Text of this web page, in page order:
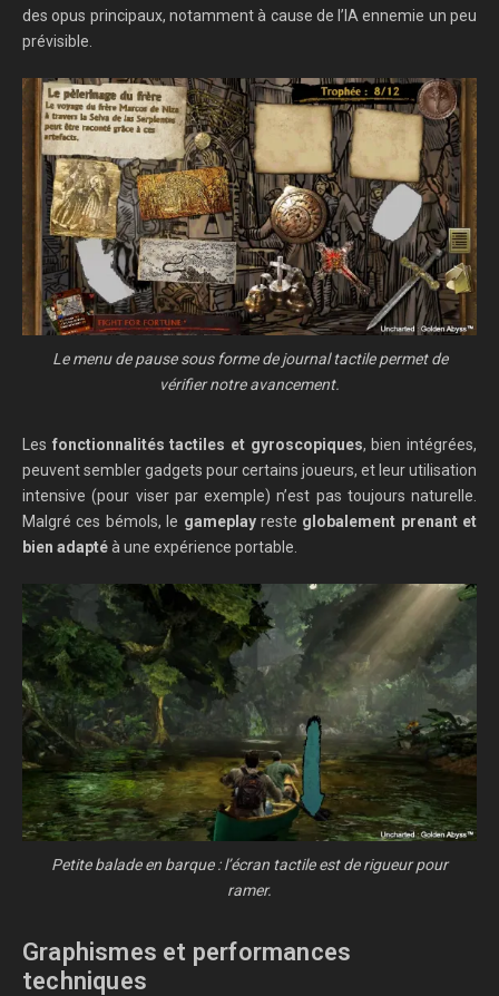
des opus principaux, notamment à cause de l’IA ennemie un peu
prévisible.
Le menu de pause sous forme de journal tactile permet de
vérifier notre avancement.
Les fonctionnalités tactiles et gyroscopiques, bien intégrées,
peuvent sembler gadgets pour certains joueurs, et leur utilisation
intensive (pour viser par exemple) n’est pas toujours naturelle.
Malgré ces bémols, le gameplayreste globalement prenant et
bien adaptéà une expérience portable.
Petite balade en barque : l’écran tactile est de rigueur pour
ramer.
Graphismes et performances
techniques